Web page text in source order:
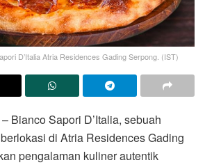
D’Italia Atria Residences Gading Serpong. (IST)
– Bianco Sapori D’Italia, sebuah
di Atria Residences Gading
pengalaman kuliner autentik